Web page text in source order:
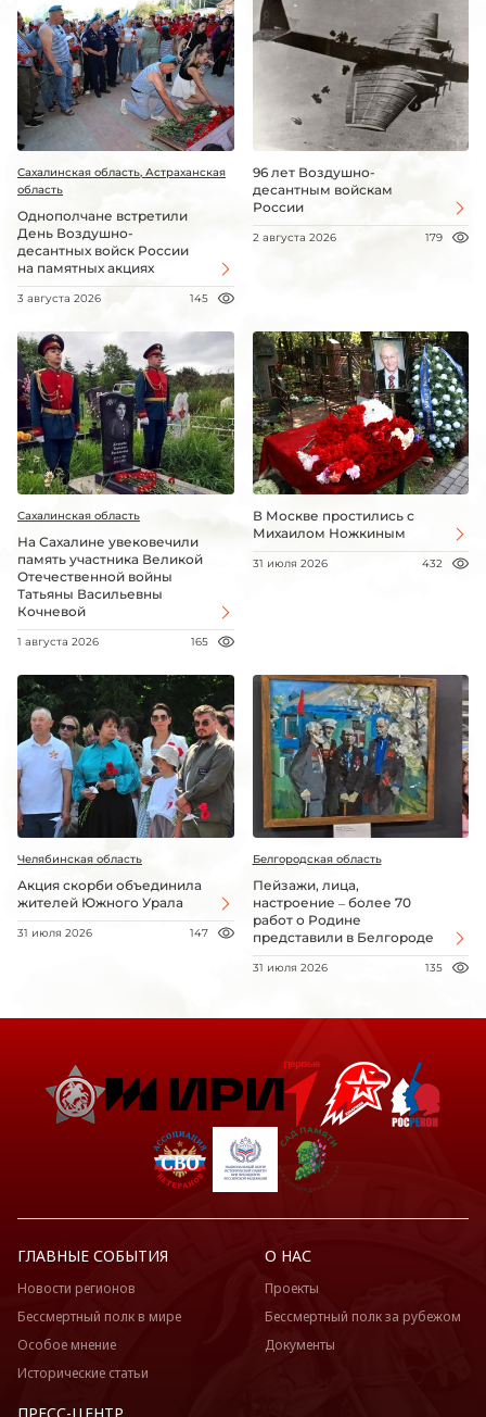
Сахалинская область, Астраханская
область
Однополчане встретили
День Воздушно-
десантных войск России
на памятных акциях
3 августа 2026 145
96 лет Воздушно-
десантным войскам
России
2 августа 2026 179
Сахалинская область
На Сахалине увековечили
память участника Великой
Отечественной войны
Татьяны Васильевны
Кочневой
1 августа 2026 165
В Москве простились с
Михаилом Ножкиным
31 июля 2026 432
Челябинская область
Акция скорби объединила
жителей Южного Урала
31 июля 2026 147
Белгородская область
Пейзажи, лица,
настроение – более 70
работ о Родине
представили в Белгороде
31 июля 2026 135
ГЛАВНЫЕ СОБЫТИЯ
Новости регионов
Бессмертный полк в мире
Особое мнение
Исторические статьи
О НАС
Проекты
Бессмертный полк за рубежом
Документы